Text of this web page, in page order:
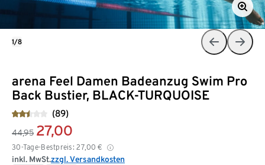
arena Feel Damen Badeanzug Swim Pro
Back Bustier, BLACK-TURQUOISE
(89)
44,95 27,00
30-Tage-Bestpreis: 27,00 €
inkl. MwSt.zzgl. Versandkosten
1/8